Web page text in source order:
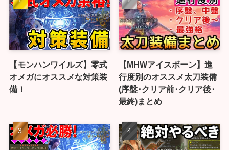
【モンハンワイルズ】零式
オメガにオススメな対策装
備！
【MHWアイスボーン】進
行度別のオススメ太刀装備
(序盤･クリア前･クリア後･
最終)まとめ